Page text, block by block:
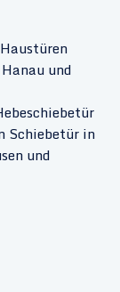
und
Schiebetür in
und